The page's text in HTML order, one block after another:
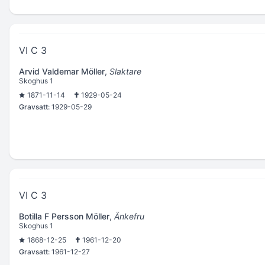
VI C 3
Arvid Valdemar Möller, Slaktare
Skoghus 1
1871-11-14
1929-05-24
Gravsatt: 1929-05-29
VI C 3
Botilla F Persson Möller, Änkefru
Skoghus 1
1868-12-25
1961-12-20
Gravsatt: 1961-12-27